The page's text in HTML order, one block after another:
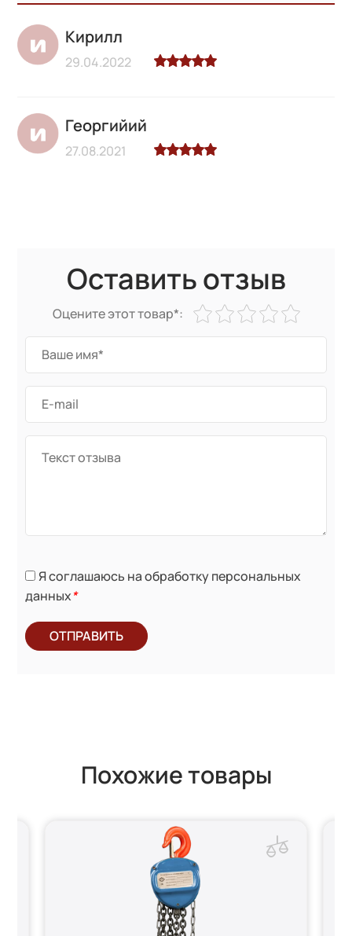
Кирилл
29.04.2022
Георгийий
27.08.2021
Оставить отзыв
Оцените этот товар*:
Я соглашаюсь на обработку персональных
данных*
ОТПРАВИТЬ
Похожие товары